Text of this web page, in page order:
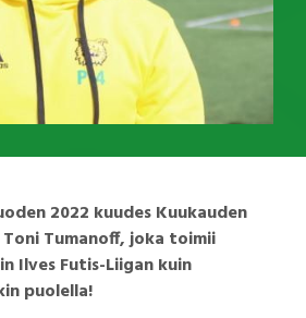
2022 kuudes Kuukauden
Tumanoff, joka toimii
Ilves Futis-Liigan kuin
puolella!